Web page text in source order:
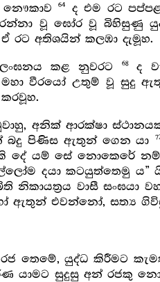
නෞකාව 64 ද එම රට
වූ ඝෝර වූ බිහිසුණු
අතිශයින් කලඹා දැමූහ.
කළ නුවරට 68ද
වීරයෝ උතුම් වූ සුදු
අනික් ආරක්ෂා
බදු පිණිස ඇතුන් ගෙන යා
දේ යම් සේ නොකෙරේ
දයා කටයුත්තෙමු ය”
නිකායත්‍රය වාසී සංඝයා
ඇතුන් එවන්නෝ, සත්‍ය
තෙමේ, යුද්ධ කිරීමට
යාමට සුදුසු අන් රජකු